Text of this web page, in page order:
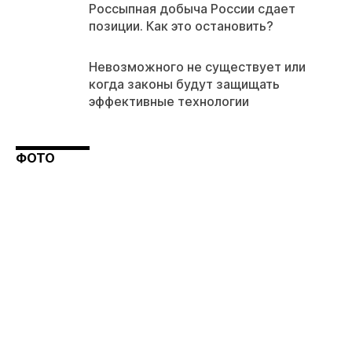
Россыпная добыча России сдает
позиции. Как это остановить?
Невозможного не существует или
когда законы будут защищать
эффективные технологии
ФОТО